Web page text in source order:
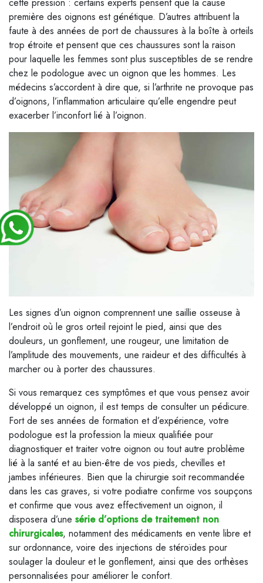
cette pression : certains experts pensent que la cause
première des oignons est génétique. D’autres attribuent la
faute à des années de port de chaussures à la boîte à orteils
trop étroite et pensent que ces chaussures sont la raison
pour laquelle les femmes sont plus susceptibles de se rendre
chez le podologue avec un oignon que les hommes. Les
médecins s’accordent à dire que, si l’arthrite ne provoque pas
d’oignons, l’inflammation articulaire qu’elle engendre peut
exacerber l’inconfort lié à l’oignon.
Les signes d’un oignon comprennent une saillie osseuse à
l’endroit où le gros orteil rejoint le pied, ainsi que des
douleurs, un gonflement, une rougeur, une limitation de
l’amplitude des mouvements, une raideur et des difficultés à
marcher ou à porter des chaussures.
Si vous remarquez ces symptômes et que vous pensez avoir
développé un oignon, il est temps de consulter un pédicure.
Fort de ses années de formation et d’expérience, votre
podologue est la profession la mieux qualifiée pour
diagnostiquer et traiter votre oignon ou tout autre problème
lié à la santé et au bien-être de vos pieds, chevilles et
jambes inférieures. Bien que la chirurgie soit recommandée
dans les cas graves, si votre podiatre confirme vos soupçons
et confirme que vous avez effectivement un oignon, il
disposera d’une série d’options de traitement non
chirurgicales, notamment des médicaments en vente libre et
sur ordonnance, voire des injections de stéroïdes pour
soulager la douleur et le gonflement, ainsi que des orthèses
personnalisées pour améliorer le confort.